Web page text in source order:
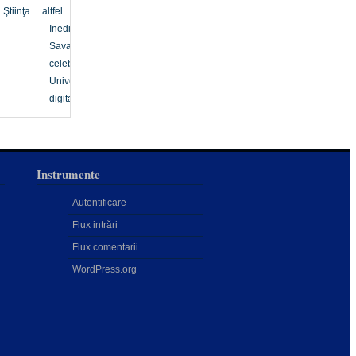
Ştiinţa… altfel
Inedit
Savanți
celebri
Univers
digital
Instrumente
Autentificare
Flux intrări
Flux comentarii
WordPress.org